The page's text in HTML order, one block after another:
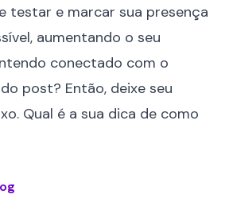
testar e marcar sua presença
aumentando o seu
conectado com o
post? Então, deixe seu
Qual é a sua dica de como